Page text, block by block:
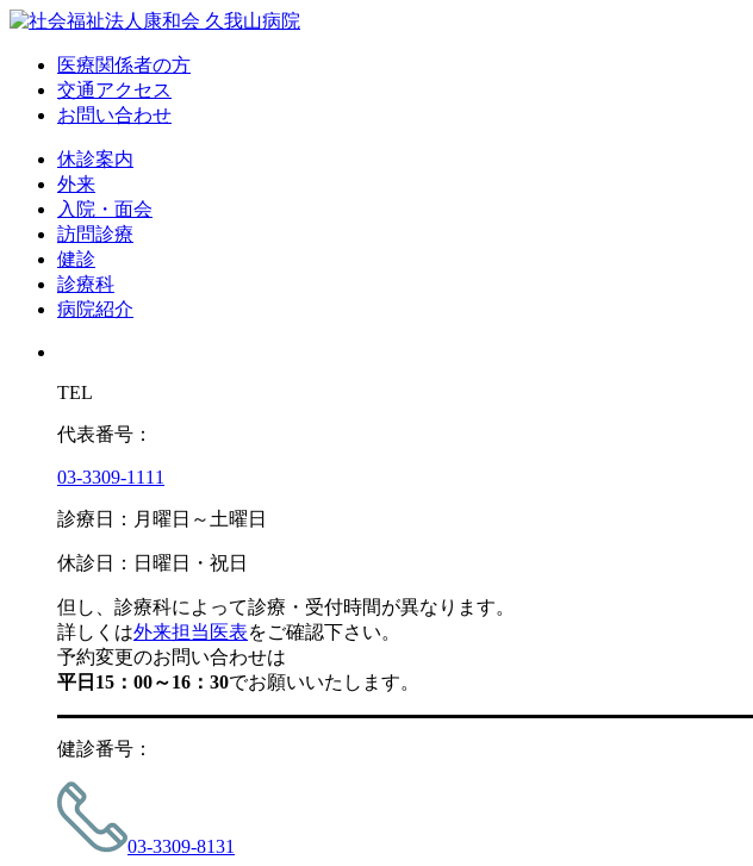
医療関係者の方
交通アクセス
お問い合わせ
休診案内
外来
入院・面会
訪問診療
健診
診療科
病院紹介
TEL
代表番号：
03-3309-1111
診療日：月曜日～土曜日
休診日：日曜日・祝日
但し、診療科によって診療・受付時間が異なります。
詳しくは外来担当医表をご確認下さい。
予約変更のお問い合わせは
平日15：00～16：30でお願いいたします。
健診番号：
03-3309-8131